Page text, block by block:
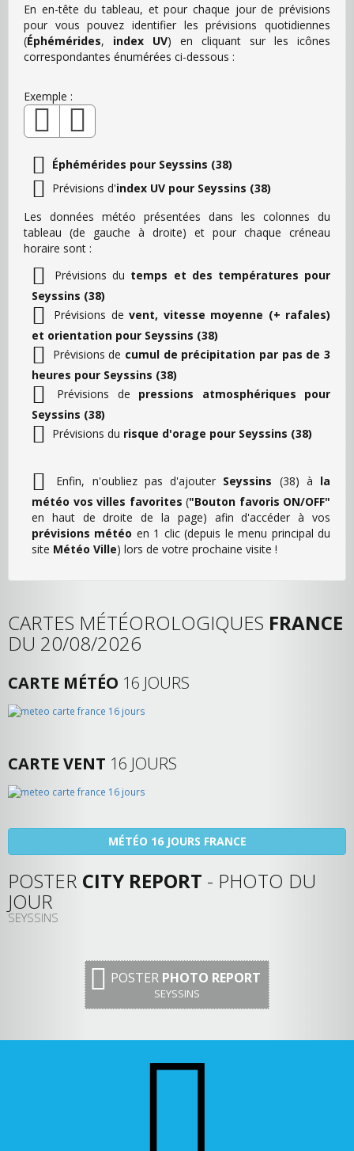
En en-tête du tableau, et pour chaque jour de prévisions
pour vous pouvez identifier les prévisions quotidiennes
(Éphémérides, index UV) en cliquant sur les icônes
correspondantes énumérées ci-dessous :
Exemple :
Éphémérides pour Seyssins (38)
Prévisions d'index UV pour Seyssins (38)
Les données météo présentées dans les colonnes du
tableau (de gauche à droite) et pour chaque créneau
horaire sont :
Prévisions du temps et des températures pour
Seyssins (38)
Prévisions devent, vitesse moyenne (+ rafales)
et orientation pour Seyssins (38)
Prévisions de cumul de précipitation par pas de 3
heures pour Seyssins (38)
Prévisions de pressions atmosphériques pour
Seyssins (38)
Prévisions du risque d'orage pour Seyssins (38)
Enfin, n'oubliez pas d'ajouter Seyssins (38) à la
météo vos villes favorites ("Bouton favoris ON/OFF"
en haut de droite de la page) afin d'accéder à vos
prévisions météo en 1 clic (depuis le menu principal du
site Météo Ville) lors de votre prochaine visite !
CARTES MÉTÉOROLOGIQUES FRANCE
DU 20/08/2026
CARTE MÉTÉO 16 JOURS
CARTE VENT 16 JOURS
MÉTÉO 16 JOURS FRANCE
POSTER CITY REPORT - PHOTO DU
JOUR
SEYSSINS
POSTER PHOTO REPORT
SEYSSINS